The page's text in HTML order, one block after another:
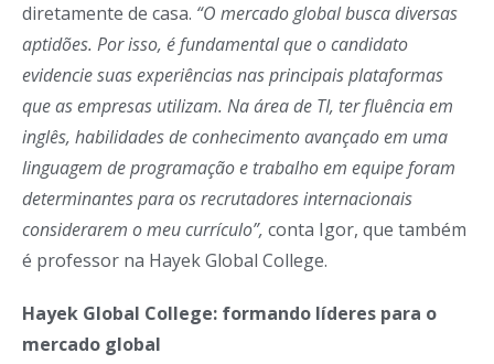
diretamente de casa. “O mercado global busca diversas
aptidões. Por isso, é fundamental que o candidato
evidencie suas experiências nas principais plataformas
que as empresas utilizam. Na área de TI, ter fluência em
inglês, habilidades de conhecimento avançado em uma
linguagem de programação e trabalho em equipe foram
determinantes para os recrutadores internacionais
considerarem o meu currículo”, conta Igor, que também
é professor na Hayek Global College.
Hayek Global College: formando líderes para o
mercado global